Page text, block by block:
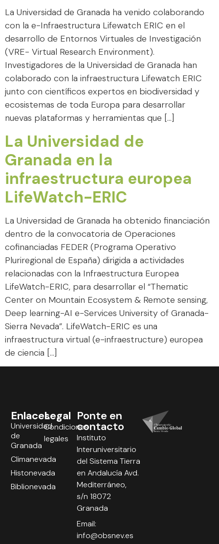
La Universidad de Granada ha venido colaborando
con la e-Infraestructura Lifewatch ERIC en el
desarrollo de Entornos Virtuales de Investigación
(VRE- Virtual Research Environment).
Investigadores de la Universidad de Granada han
colaborado con la infraestructura Lifewatch ERIC
junto con científicos expertos en biodiversidad y
ecosistemas de toda Europa para desarrollar
nuevas plataformas y herramientas que […]
La Universidad de
Granada en la
infraestructura europea
LifeWatch-ERIC
La Universidad de Granada ha obtenido financiación
dentro de la convocatoria de Operaciones
cofinanciadas FEDER (Programa Operativo
Pluriregional de España) dirigida a actividades
relacionadas con la Infraestructura Europea
LifeWatch-ERIC, para desarrollar el “Thematic
Center on Mountain Ecosystem & Remote sensing,
Deep learning-AI e-Services University of Granada-
Sierra Nevada”. LifeWatch-ERIC es una
infraestructura virtual (e-infraestructure) europea
de ciencia […]
Legal
Condiciones
legales
Enlaces
Universidad
de
Granada
Climanevada
Histonevada
Biblionevada
Ponte en
contacto
Instituto
Interuniversitario
del Sistema Tierra
en Andalucía Avd.
Mediterráneo,
s/n 18072
Granada
Email:
info@obsnev.es